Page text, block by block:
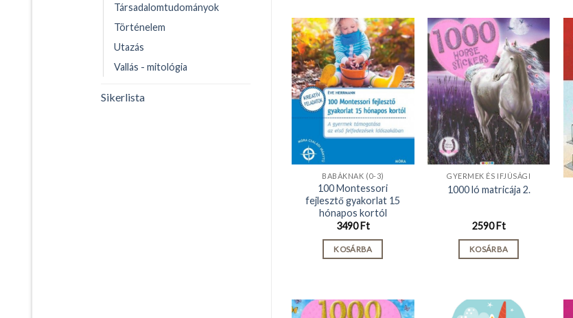
Társadalomtudományok
Történelem
Utazás
Vallás - mitológia
Sikerlista
BABÁKNAK (0-3)
100 Montessori
fejlesztő gyakorlat 15
hónapos kortól
3490 Ft
KOSÁRBA
GYERMEK ÉS IFJÚSÁGI
1000 ló matricája 2.
2590 Ft
KOSÁRBA